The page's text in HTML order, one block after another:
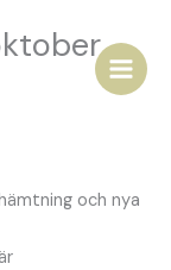
och nya